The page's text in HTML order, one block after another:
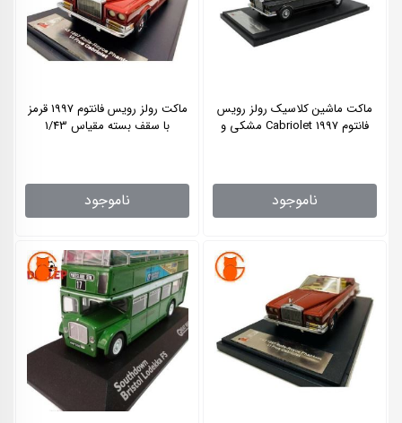
ماکت ماشین کلاسیک رولز رویس
فانتوم 1997 Cabriolet مشکی و
ناموجود
ماکت رولز رویس فانتوم 1997 قرمز
با سقف بسته مقیاس 1/43
ناموجود